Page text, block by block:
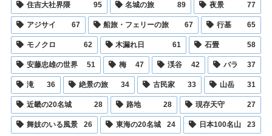
住吉大社界隈 95 名城の旅 89 夜景 77
アジサイ 67 船旅・フェリーの旅 67 行基 65
モノクロ 62 木漏れ日 61 石畳 58
安藤忠雄の世界 51 梅 47 渓谷 42 バラ 37
滝 36 絶景の旅 34 古民家 33 山岳 31
近畿の20名城 28 路地 28 現存天守 27
舞妓のいる風景 26 東海の20名城 24 日本100名山 23